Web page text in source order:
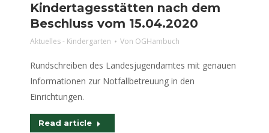
Kindertagesstätten nach dem
Beschluss vom 15.04.2020
Aktuelles - Kindergarten Von OGHambuch
Rundschreiben des Landesjugendamtes mit genauen
Informationen zur Notfallbetreuung in den
Einrichtungen.
Read article